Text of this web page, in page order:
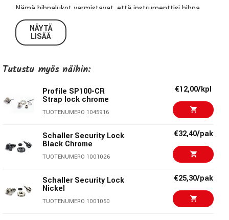
Nämä hihnalukot varmistavat, että instrumenttisi hihna
pysyy tukevasti paikoillaan estäen sen irtoamisen kesken
soiton. Kiinnitys on äärimmäisen helppoa; kiinnitä lukko-
osat instrumenttihihnaasi ja korvaa soittimesi hihnatapit
lukko kiinni hihnatappiin ja olet valmis esiintymislavalle!
Tekniset tiedot:
Materiaali:
Metalli
Väri:
Musta
2 x hihnatappia
2 x mutteria
NÄYTÄ
LISÄÄ
Tutustu myös näihin:
Profile SP100-CR
Strap lock chrome
TUOTENUMERO 1045916
€12,00/kpl
Schaller Security Lock
Black Chrome
TUOTENUMERO 1001026
€32,40/pak
Schaller Security Lock
Nickel
TUOTENUMERO 1001050
€25,30/pak